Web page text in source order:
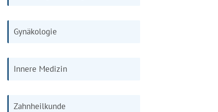
Gynäkologie
Innere Medizin
Zahnheilkunde